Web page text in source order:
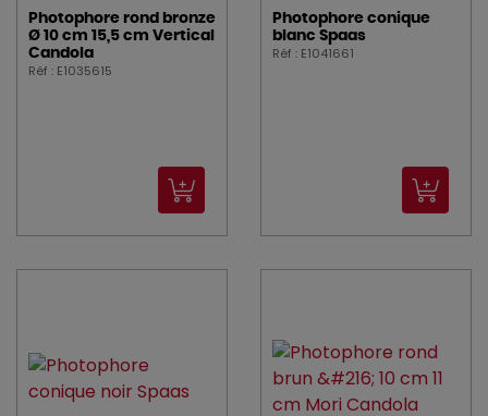
Photophore rond bronze
Ø 10 cm 15,5 cm Vertical
Candola
Réf : E1035615
Photophore conique
blanc Spaas
Réf : E1041661